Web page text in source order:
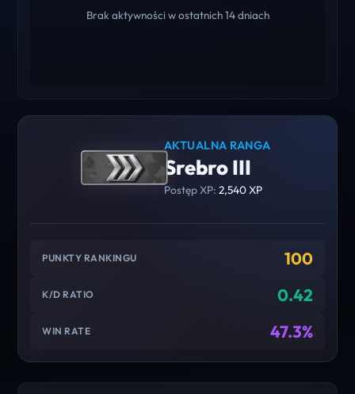
Brak aktywności w ostatnich 14 dniach
AKTUALNA RANGA
Srebro III
Postęp XP: 2,540 XP
PUNKTY RANKINGU 100
K/D RATIO 0.42
WIN RATE 47.3%